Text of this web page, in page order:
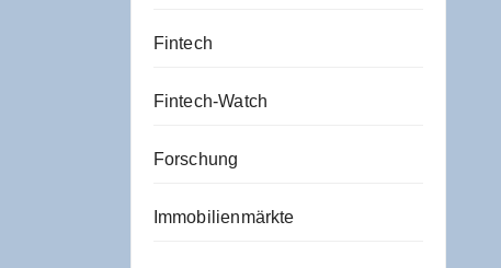
Fintech
Fintech-Watch
Forschung
Immobilienmärkte